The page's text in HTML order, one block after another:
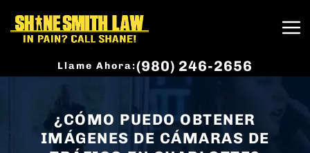
Llame Ahora:(980) 246-2656
¿CÓMO PUEDO OBTENER
IMÁGENES DE CÁMARAS DE